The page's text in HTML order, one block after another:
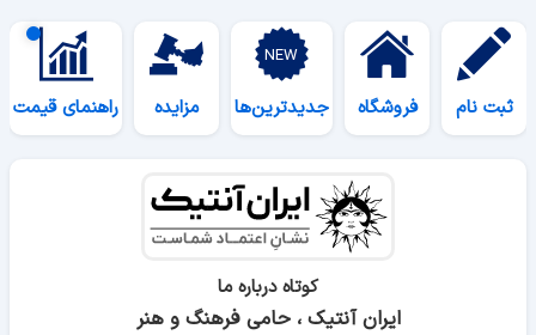
ثبت نام فروشگاه جدیدترین‌ها مزایده راهنمای قیمت
کوتاه درباره ما
ایران آنتیک ، حامی فرهنگ و هنر